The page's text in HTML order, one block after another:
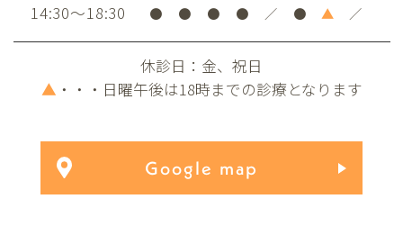
14:30～18:30 ● ● ● ● ／ ● ▲ ／
休診日：金、祝日
▲ ・・・日曜午後は18時までの診療となります
Google map